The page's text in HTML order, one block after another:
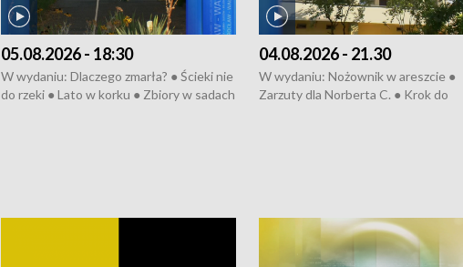
05.08.2026 - 18:30
W wydaniu: Dlaczego zmarła? ● Ścieki nie
do rzeki ● Lato w korku ● Zbiory w sadach
04.08.2026 - 21.30
W wydaniu: Nożownik w areszcie ●
Zarzuty dla Norberta C. ● Krok do